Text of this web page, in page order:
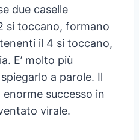
due caselle
si toccano, formano
il 4 si toccano,
E’ molto più
a parole. Il
successo in
virale.